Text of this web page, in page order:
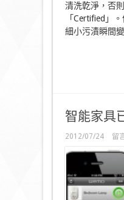
清洗亁淨，否
「Certified」
細小污漬瞬間
智能家具
2012/07/24
在
具
已
經
留